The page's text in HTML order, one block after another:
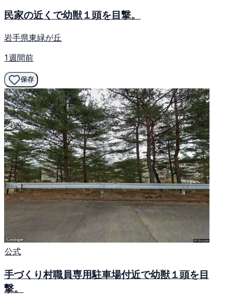
民家の近くで幼獣１頭を目撃。
岩手県東緑が丘
1週間前
保存
公式
手づくり村職員専用駐車場付近で幼獣１頭を目
撃。